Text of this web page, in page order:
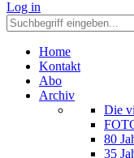
Log in
Home
Kontakt
Abo
Archiv
Die
80
35